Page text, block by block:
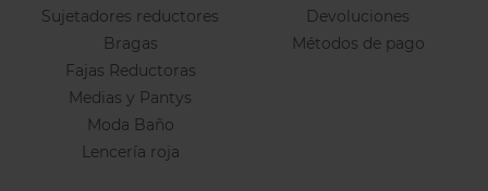
Sujetadores reductores
Bragas
Fajas Reductoras
Medias y Pantys
Moda Baño
Lencería roja
Devoluciones
Métodos de pago